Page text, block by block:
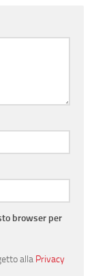
browser per
alla Privacy